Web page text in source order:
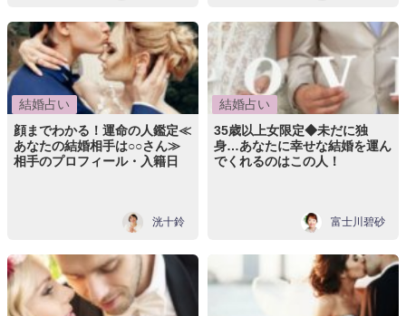
結婚占い
顔までわかる！運命の人鑑定≪
あなたの結婚相手は○○さん≫
相手のプロフィール・入籍日
洸十鈴
結婚占い
35歳以上女限定◆未だに独
身…あなたに幸せな結婚を運ん
でくれるのはこの人！
富士川碧砂